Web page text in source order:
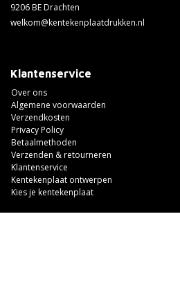
9206 BE Drachten
welkom@kentekenplaatdrukken.nl
Klantenservice
Over ons
Algemene voorwaarden
Verzendkosten
Privacy Policy
Betaalmethoden
Verzenden & retourneren
Klantenservice
Kentekenplaat ontwerpen
Kies je kentekenplaat